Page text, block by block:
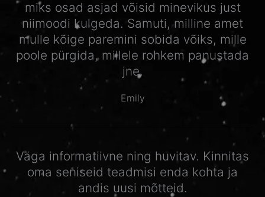
miks osad asjad võisid minevikus just
niimoodi kulgeda. Samuti, milline amet
mulle kõige paremini sobida võiks, mille
poole pürgida, millele rohkem panustada
jne.
Emily
Väga informatiivne ning huvitav. Kinnitas
oma seniseid teadmisi enda kohta ja
andis uusi mõtteid.